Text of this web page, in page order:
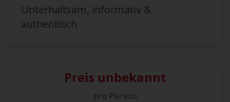
Unterhaltsam, informativ &
authentisch
Preis unbekannt
pro Person